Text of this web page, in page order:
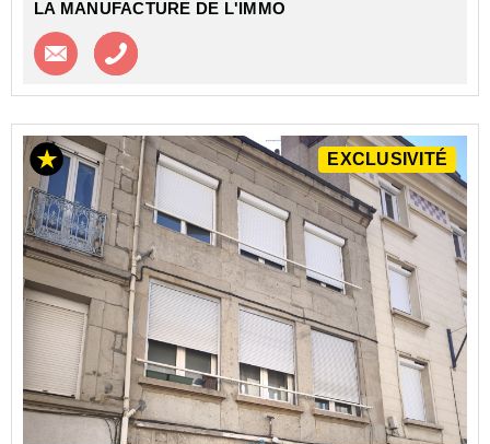
LA MANUFACTURE DE L'IMMO
Contacter l'agence
EXCLUSIVITÉ